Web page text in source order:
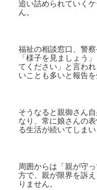
追い詰められていく
ん。
福祉の相談窓口、警
「様子を見ましょう
てください」と言わ
いことも多いと報告を
そうなると親御さん
なり、常に娘さんの
る生活が続いてしまい
周囲からは「親が守
方で、親が限界を訴
りません。